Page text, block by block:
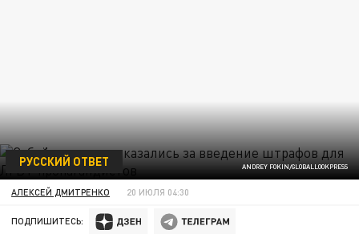
ANDREY FOKIN/GLOBALLOOKPRESS
РУССКИЙ ОТВЕТ
АЛЕКСЕЙ ДМИТРЕНКО 20 ИЮЛЯ 04:30
ПОДПИШИТЕСЬ: